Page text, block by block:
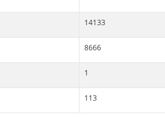
14133
8666
1
113